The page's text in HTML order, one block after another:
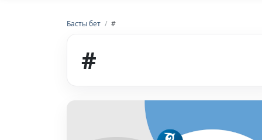
Басты бет / #
#